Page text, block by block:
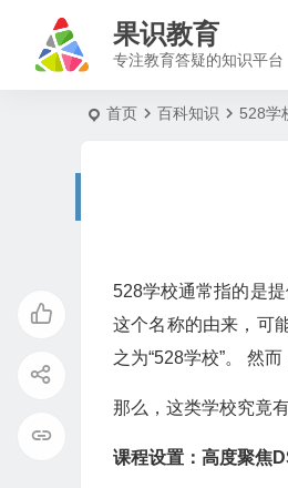
果识教育
专注教育答疑的知识平台
首页 百科知识 528学
528学校通常指的是
这个名称的由来，可
之为“528学校”。 然
那么，这类学校究竟
课程设置：高度聚焦